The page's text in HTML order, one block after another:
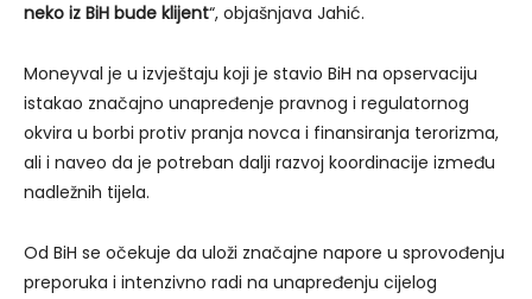
neko iz BiH bude klijent“, objašnjava Jahić.
Moneyval je u izvještaju koji je stavio BiH na opservaciju
istakao značajno unapređenje pravnog i regulatornog
okvira u borbi protiv pranja novca i finansiranja terorizma,
ali i naveo da je potreban dalji razvoj koordinacije između
nadležnih tijela.
Od BiH se očekuje da uloži značajne napore u sprovođenju
preporuka i intenzivno radi na unapređenju cijelog